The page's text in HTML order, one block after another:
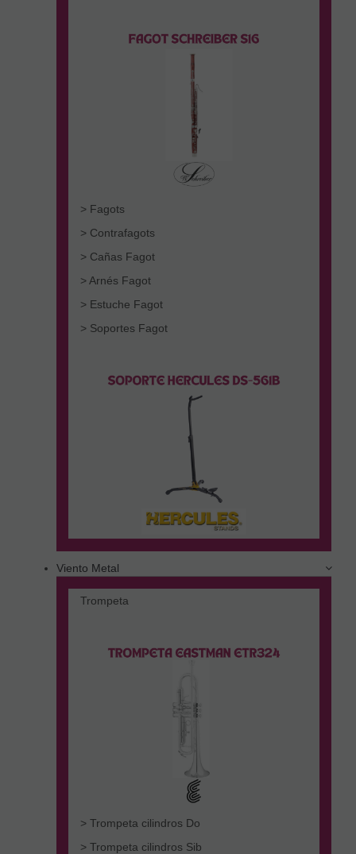
> Fagots
> Contrafagots
> Cañas Fagot
> Arnés Fagot
> Estuche Fagot
> Soportes Fagot
Viento Metal
Trompeta
> Trompeta cilindros Do
> Trompeta cilindros Sib